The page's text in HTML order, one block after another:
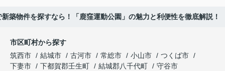
築物件を探すなら！「鹿窪運動公園」の魅力と利便性を徹底解説！
市区町村から探す
筑西市
結城市 古河市 常総市 小山市
つくば市
下妻市
下都賀郡壬生町 結城郡八千代町
守谷市